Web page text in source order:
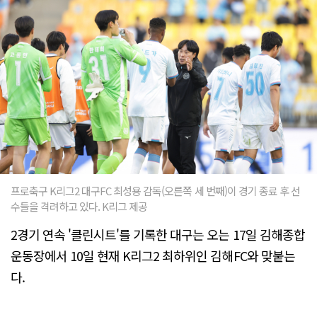
프로축구 K리그2 대구FC 최성용 감독(오른쪽 세 번째)이 경기 종료 후 선
수들을 격려하고 있다. K리그 제공
2경기 연속 '클린시트'를 기록한 대구는 오는 17일 김해종합
운동장에서 10일 현재 K리그2 최하위인 김해FC와 맞붙는
다.